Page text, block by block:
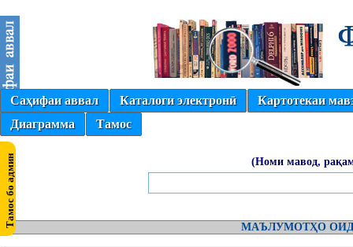
Саҳифаи аввал Каталоги электронӣ
Картотекаи
Диаграмма
Тамос
(Номи мавод,
МАЪЛУМОТҲО